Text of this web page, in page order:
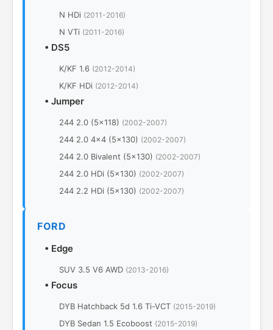
N HDi (2011-2016)
N VTi (2011-2016)
• DS5
K/KF 1.6 (2012-2014)
K/KF HDi (2012-2014)
• Jumper
244 2.0 (5x118) (2002-2007)
244 2.0 4x4 (5x130) (2002-2007)
244 2.0 Bivalent (5x130) (2002-2007)
244 2.0 HDi (5x130) (2002-2007)
244 2.2 HDi (5x130) (2002-2007)
FORD
• Edge
SUV 3.5 V6 AWD (2013-2016)
• Focus
DYB Hatchback 5d 1.6 Ti-VCT (2015-2019)
DYB Sedan 1.5 Ecoboost (2015-2019)